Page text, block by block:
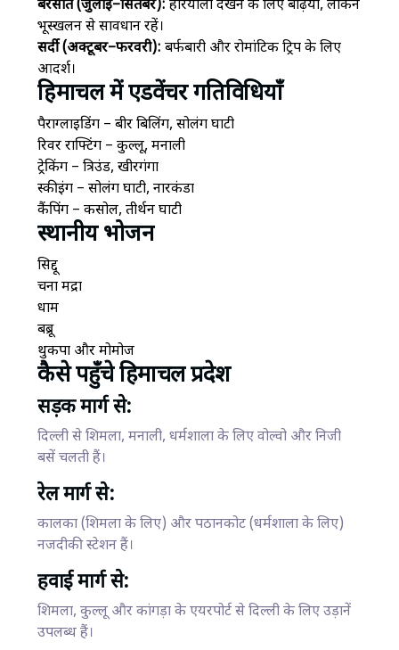
बरसात (जुलाई–सितंबर): हरियाली देखने के लिए बढ़िया, लेकिन
भूस्खलन से सावधान रहें।
सर्दी (अक्टूबर–फरवरी): बर्फबारी और रोमांटिक ट्रिप के लिए
आदर्श।
हिमाचल में एडवेंचर गतिविधियाँ
पैराग्लाइडिंग – बीर बिलिंग, सोलंग घाटी
रिवर राफ्टिंग – कुल्लू, मनाली
ट्रेकिंग – त्रिउंड, खीरगंगा
स्कीइंग – सोलंग घाटी, नारकंडा
कैंपिंग – कसोल, तीर्थन घाटी
स्थानीय भोजन
सिद्दू
चना मद्रा
धाम
बब्रू
थुकपा और मोमोज
कैसे पहुँचे हिमाचल प्रदेश
सड़क मार्ग से:
दिल्ली से शिमला, मनाली, धर्मशाला के लिए वोल्वो और निजी
बसें चलती हैं।
रेल मार्ग से:
कालका (शिमला के लिए) और पठानकोट (धर्मशाला के लिए)
नजदीकी स्टेशन हैं।
हवाई मार्ग से:
शिमला, कुल्लू और कांगड़ा के एयरपोर्ट से दिल्ली के लिए उड़ानें
उपलब्ध हैं।